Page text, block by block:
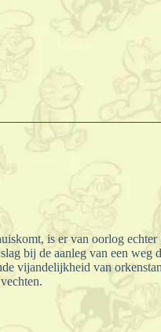
is er van oorlog echter
bij de aanleg van een weg
vijandelijkheid van